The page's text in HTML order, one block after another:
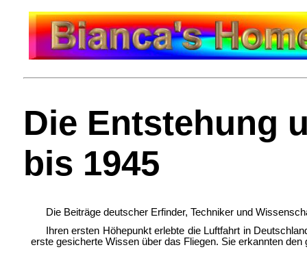
Die Entstehung
bis 1945
Die Beiträge deutscher Erfinder, Techniker und
Ihren ersten Höhepunkt erlebte die Luftfahrt in
erste gesicherte Wissen über das Fliegen. Sie erkannten den